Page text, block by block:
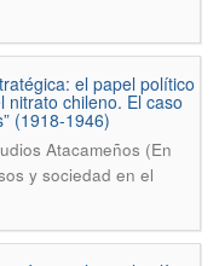
el papel político
chileno. El caso
(1918-1946)
Atacameños (En
y sociedad en el